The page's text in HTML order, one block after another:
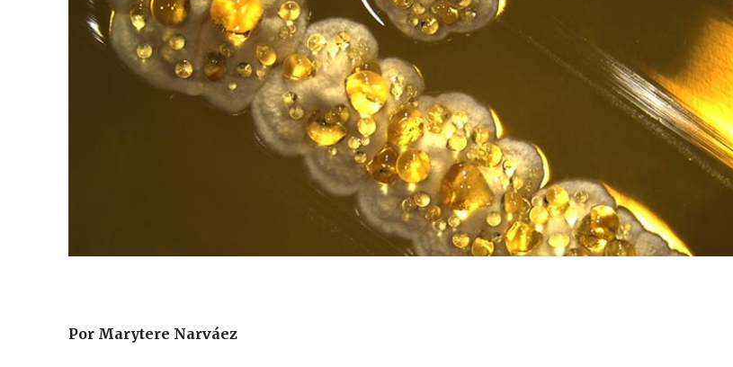
Por Marytere Narváez